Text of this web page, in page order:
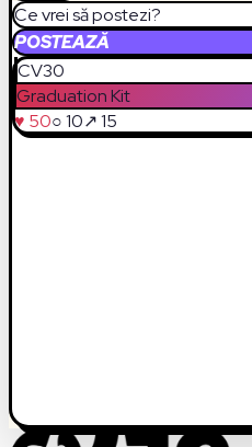
Ce vrei să postezi?
POSTEAZĂ
CV30
Graduation Kit
♥ 50○ 10↗ 15